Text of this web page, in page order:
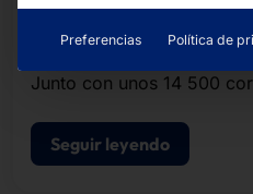
08/07/2026
El equipo Pyramid la
Junto con unos 14 500
completó el recorrido de
Seguir leyendo
Preferencias Política de